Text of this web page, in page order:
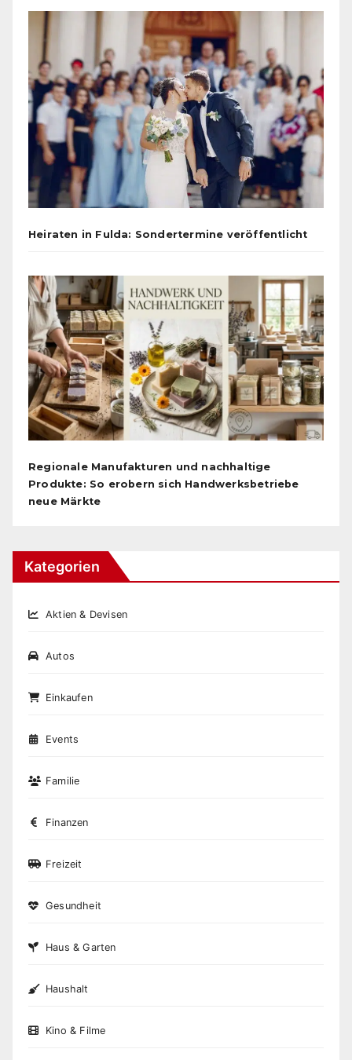
Heiraten in Fulda: Sondertermine veröffentlicht
Regionale Manufakturen und nachhaltige
Produkte: So erobern sich Handwerksbetriebe
neue Märkte
Kategorien
Aktien & Devisen
Autos
Einkaufen
Events
Familie
Finanzen
Freizeit
Gesundheit
Haus & Garten
Haushalt
Kino & Filme